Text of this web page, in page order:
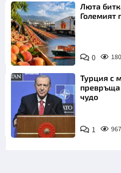
Люта
Големият
0
Турция с
чудо
1